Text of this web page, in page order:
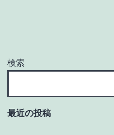
ョ
検索
最近の投稿